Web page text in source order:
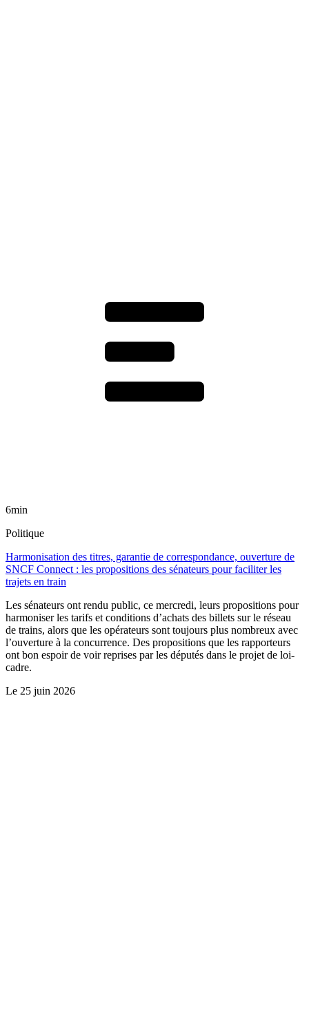
6min
Politique
Harmonisation des titres, garantie de correspondance, ouverture de
SNCF Connect : les propositions des sénateurs pour faciliter les
trajets en train
Les sénateurs ont rendu public, ce mercredi, leurs propositions pour
harmoniser les tarifs et conditions d’achats des billets sur le réseau
de trains, alors que les opérateurs sont toujours plus nombreux avec
l’ouverture à la concurrence. Des propositions que les rapporteurs
ont bon espoir de voir reprises par les députés dans le projet de loi-
cadre.
Le 25 juin 2026